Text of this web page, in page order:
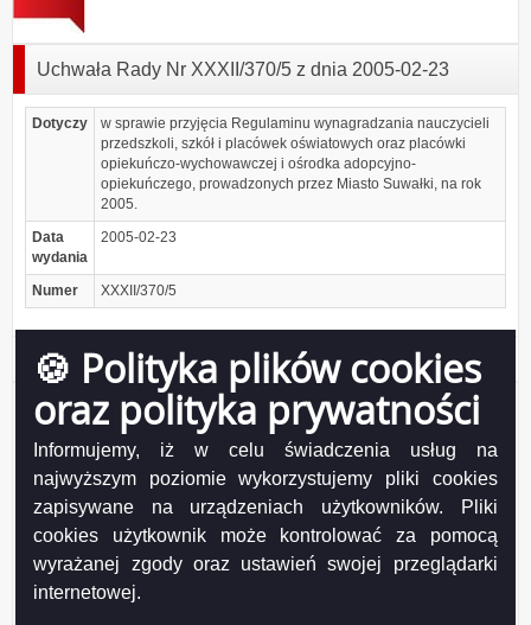
🍪 Polityka plików cookies
oraz polityka prywatności
Informujemy, iż w celu świadczenia usług na
najwyższym poziomie wykorzystujemy pliki cookies
zapisywane na urządzeniach użytkowników. Pliki
cookies użytkownik może kontrolować za pomocą
wyrażanej zgody oraz ustawień swojej przeglądarki
internetowej.
Uchwała Rady Nr XXXII/370/5 z dnia 2005-02-23
Dotyczy
w sprawie przyjęcia Regulaminu wynagradzania nauczycieli
przedszkoli, szkół i placówek oświatowych oraz placówki
opiekuńczo-wychowawczej i ośrodka adopcyjno-
opiekuńczego, prowadzonych przez Miasto Suwałki, na rok
2005.
Data
wydania
2005-02-23
Numer XXXII/370/5
u370_05 ( 108.15 KB )
Podgląd
załącznika
u370_05
Udostępniający: Biuro Rady Miejskiej w Suwałkach
Wytwarzający/odpowiadający:
Radosław Jabłoński
Wprowadzający:Radosław Jabłoński
Data wprowadzenia:2008-11-27
Data modyfikacji: 2008-11-27
Opublikował:Radosław Jabłoński
Data publikacji:2008-11-27